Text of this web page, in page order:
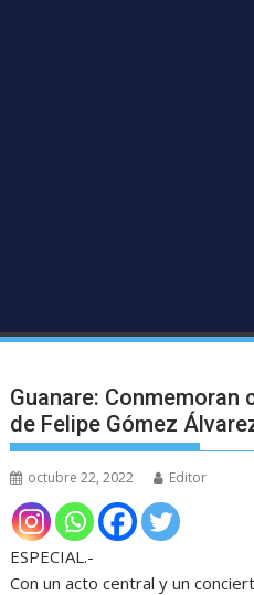
Guanare:
de Felipe Gómez
octubre 22, 2022 Editor
ESPECIAL.-
Con un acto central y un